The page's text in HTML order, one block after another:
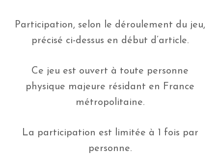
Participation, selon le déroulement du jeu,
précisé ci-dessus en début d’article.
Ce jeu est ouvert à toute personne
physique majeure résidant en France
métropolitaine.
La participation est limitée à 1 fois par
personne.